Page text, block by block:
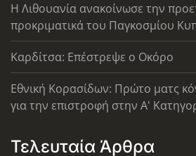
Η Λιθουανία ανακοίνωσε την
προκριματικά του Παγκοσμίου
Καρδίτσα: Επέστρεψε ο Οκόρο
Εθνική Κορασίδων: Πρώτο ματς
για την επιστροφή στην Α'
Τελευταία Άρθρα